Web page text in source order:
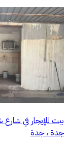
بيت للإيجار في
جدة ، جدة